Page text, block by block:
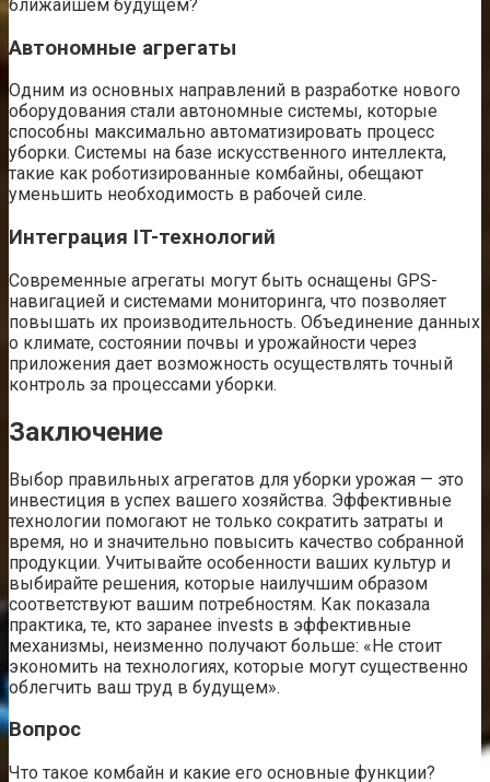
ближайшем будущем?
Автономные агрегаты
Одним из основных направлений в разработке нового
оборудования стали автономные системы, которые
способны максимально автоматизировать процесс
уборки. Системы на базе искусственного интеллекта,
такие как роботизированные комбайны, обещают
уменьшить необходимость в рабочей силе.
Интеграция IT-технологий
Современные агрегаты могут быть оснащены GPS-
навигацией и системами мониторинга, что позволяет
повышать их производительность. Объединение данных
о климате, состоянии почвы и урожайности через
приложения дает возможность осуществлять точный
контроль за процессами уборки.
Заключение
Выбор правильных агрегатов для уборки урожая — это
инвестиция в успех вашего хозяйства. Эффективные
технологии помогают не только сократить затраты и
время, но и значительно повысить качество собранной
продукции. Учитывайте особенности ваших культур и
выбирайте решения, которые наилучшим образом
соответствуют вашим потребностям. Как показала
практика, те, кто заранее invests в эффективные
механизмы, неизменно получают больше: «Не стоит
экономить на технологиях, которые могут существенно
облегчить ваш труд в будущем».
Вопрос
Что такое комбайн и какие его основные функции?